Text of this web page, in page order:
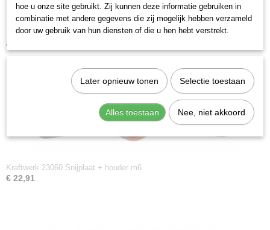
26080
Kraftwerk 23100 Snijplaat + houder m10
€ 22,91
Kraftwerk 23060 Snijplaat + houder m6
€ 22,91
hoe u onze site gebruikt. Zij kunnen deze informatie gebruiken in
combinatie met andere gegevens die zij mogelijk hebben verzameld
door uw gebruik van hun diensten of die u hen hebt verstrekt.
Later opnieuw tonen Selectie toestaan
Alles toestaan Nee, niet akkoord